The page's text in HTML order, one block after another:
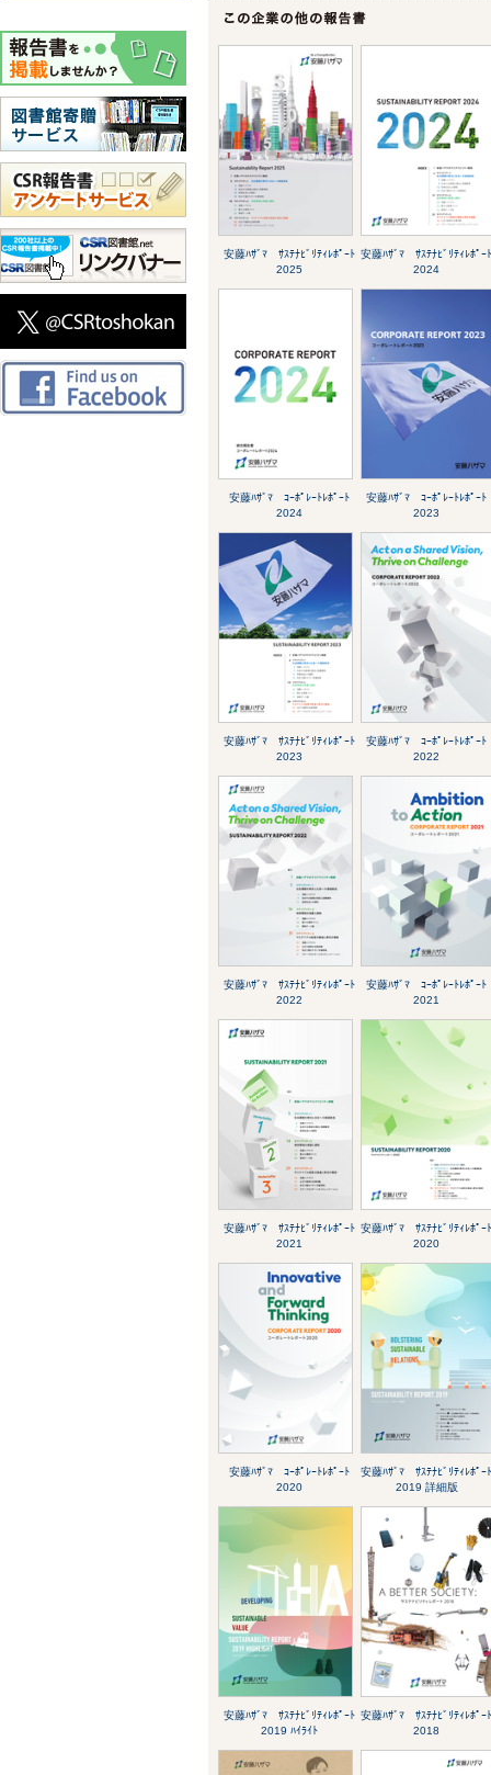
安藤ﾊｻﾞﾏ ｻｽﾃﾅﾋﾞﾘﾃｨﾚﾎﾟｰﾄ
2025
安藤ﾊｻﾞﾏ ｻｽﾃﾅﾋﾞﾘﾃｨﾚﾎﾟｰ
2024
安藤ﾊｻﾞﾏ ｺｰﾎﾟﾚｰﾄﾚﾎﾟｰﾄ
2024
安藤ﾊｻﾞﾏ ｺｰﾎﾟﾚｰﾄﾚﾎﾟｰﾄ
2023
安藤ﾊｻﾞﾏ ｻｽﾃﾅﾋﾞﾘﾃｨﾚﾎﾟｰﾄ
2023
安藤ﾊｻﾞﾏ ｺｰﾎﾟﾚｰﾄﾚﾎﾟｰﾄ
2022
安藤ﾊｻﾞﾏ ｻｽﾃﾅﾋﾞﾘﾃｨﾚﾎﾟｰﾄ
2022
安藤ﾊｻﾞﾏ ｺｰﾎﾟﾚｰﾄﾚﾎﾟｰﾄ
2021
安藤ﾊｻﾞﾏ ｻｽﾃﾅﾋﾞﾘﾃｨﾚﾎﾟｰﾄ
2021
安藤ﾊｻﾞﾏ ｻｽﾃﾅﾋﾞﾘﾃｨﾚﾎﾟｰ
2020
安藤ﾊｻﾞﾏ ｺｰﾎﾟﾚｰﾄﾚﾎﾟｰﾄ
2020
安藤ﾊｻﾞﾏ ｻｽﾃﾅﾋﾞﾘﾃｨﾚﾎﾟｰ
2019 詳細版
安藤ﾊｻﾞﾏ ｻｽﾃﾅﾋﾞﾘﾃｨﾚﾎﾟｰﾄ
2019 ﾊｲﾗｲﾄ
安藤ﾊｻﾞﾏ ｻｽﾃﾅﾋﾞﾘﾃｨﾚﾎﾟｰ
2018